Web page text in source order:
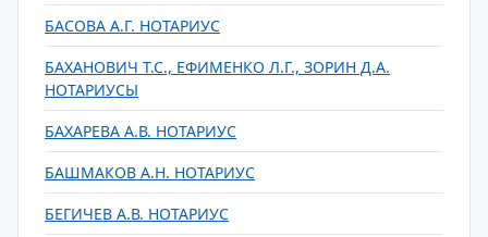
БАСОВА А.Г. НОТАРИУС
БАХАНОВИЧ Т.С., ЕФИМЕНКО Л.Г., ЗОРИН Д.А.
НОТАРИУСЫ
БАХАРЕВА А.В. НОТАРИУС
БАШМАКОВ А.Н. НОТАРИУС
БЕГИЧЕВ А.В. НОТАРИУС